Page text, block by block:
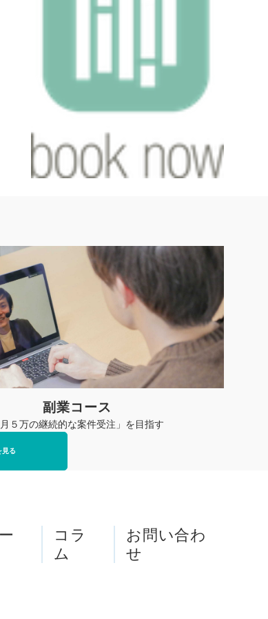
副業コース
月５万の継続的な案件受注」を目指す
見る
コラ
ム
お問い合わ
せ